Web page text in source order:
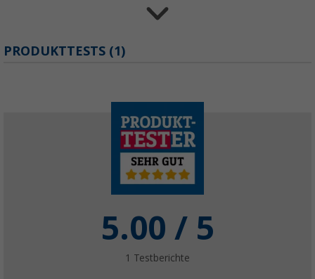
Boards
Camptime Universal Packsack für SUP
PRODUKTTESTS (1)
5.00 / 5
1 Testberichte